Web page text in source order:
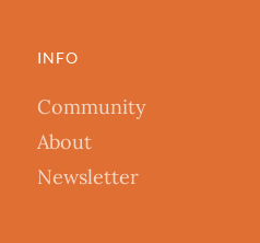
INFO
Community
About
Newsletter